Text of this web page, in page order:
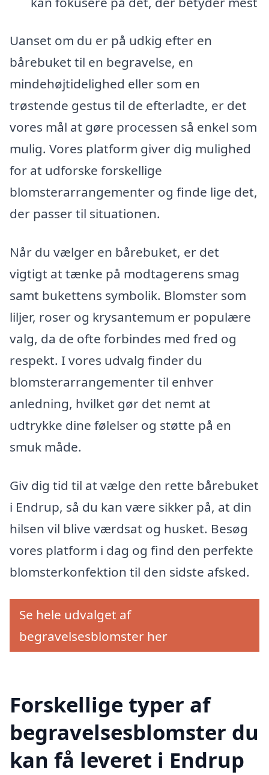
Uanset om du er på udkig efter en
bårebuket til en begravelse, en
mindehøjtidelighed eller som en
trøstende gestus til de efterladte, er det
vores mål at gøre processen så enkel som
mulig. Vores platform giver dig mulighed
for at udforske forskellige
blomsterarrangementer og finde lige det,
der passer til situationen.
Når du vælger en bårebuket, er det
vigtigt at tænke på modtagerens smag
samt bukettens symbolik. Blomster som
liljer, roser og krysantemum er populære
valg, da de ofte forbindes med fred og
respekt. I vores udvalg finder du
blomsterarrangementer til enhver
anledning, hvilket gør det nemt at
udtrykke dine følelser og støtte på en
smuk måde.
Giv dig tid til at vælge den rette bårebuket
i Endrup, så du kan være sikker på, at din
hilsen vil blive værdsat og husket. Besøg
vores platform i dag og find den perfekte
blomsterkonfektion til den sidste afsked.
Se hele udvalget af
begravelsesblomster her
Forskellige typer af
begravelsesblomster du
kan få leveret i Endrup